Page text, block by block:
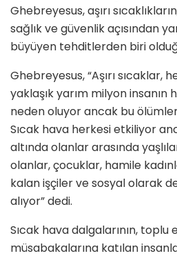
Ghebreyesus, aşırı
sağlık ve güvenlik açısından
büyüyen tehditlerden biri
Ghebreyesus, “Aşırı sıcaklar,
yaklaşık yarım milyon insanın
neden oluyor ancak bu
Sıcak hava herkesi etkiliyor
altında olanlar arasında
olanlar, çocuklar, hamile
kalan işçiler ve sosyal olarak
alıyor” dedi.
Sıcak hava dalgalarının,
müsabakalarına katılan